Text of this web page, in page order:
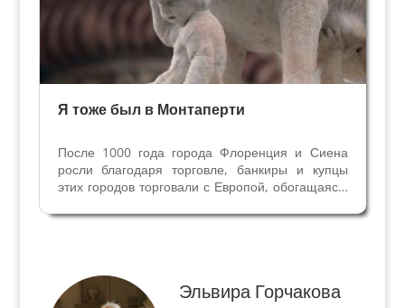
Я тоже был в Монтаперти
После 1000 года города Флоренция и Сиена
росли благодаря торговле, банкиры и купцы
этих городов торговали с Европой, обогащаясь.
путь - река Арно. Сиена располагалась вдоль
Эльвира Горчакова